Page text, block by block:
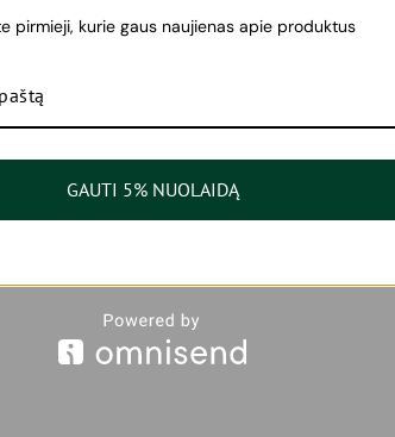
Toner valomasis
pirmieji, kurie gaus naujienas apie produktus
GAUTI 5% NUOLAIDĄ